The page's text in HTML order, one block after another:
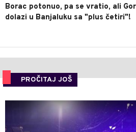
Borac potonuo, pa se vratio, ali
dolazi u Banjaluku sa "plus četiri"!
PROČITAJ JOŠ